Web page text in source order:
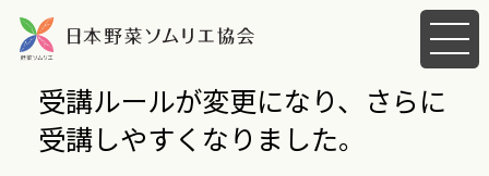
メ
ニ
ー
受講ルールが変更になり、さらに
受講しやすくなりました。